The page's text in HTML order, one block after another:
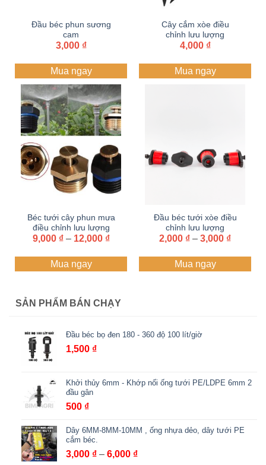
Đầu béc phun sương
cam
3,000 ₫
Mua ngay
Cây cắm xòe điều
chỉnh lưu lượng
4,000 ₫
Mua ngay
Béc tưới cây phun mưa
điều chỉnh lưu lượng
bằng ĐỒNG-NHỰA
9,000 ₫ – 12,000 ₫Khoảng
từ
Mua ngay
Đầu béc tưới xòe điều
chỉnh lưu lượng
2,000 ₫ – 3,000 ₫Khoảng
từ
Mua ngay
SẢN PHẨM BÁN CHẠY
Đầu béc bọ đen 180 - 360 độ 100 lít/giờ
1,500 ₫
Khởi thủy 6mm - Khớp nối ống tưới PE/LDPE 6mm 2
đầu gân
500 ₫
Dây 6MM-8MM-10MM , ống nhựa dẻo, dây tưới PE
cắm béc.
3,000 ₫ – 6,000 ₫Khoảng